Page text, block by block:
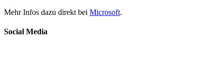
Mehr Infos dazu direkt bei Microsoft.
Social Media